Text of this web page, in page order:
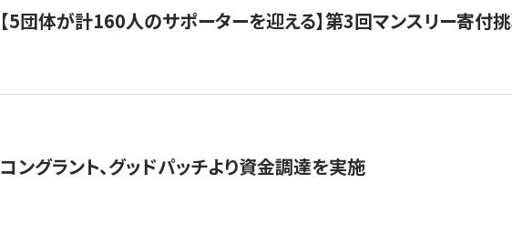
【5団体が計160人のサポーターを迎える】​​第3回マンスリー寄付
コングラント、グッドパッチより資金調達を実施